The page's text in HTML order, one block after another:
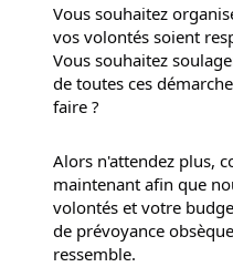
Vous souhaitez
vos volontés soient
Vous souhaitez
de toutes ces
faire ?
Alors n'attendez plus,
maintenant afin que
volontés et votre
de prévoyance
ressemble.